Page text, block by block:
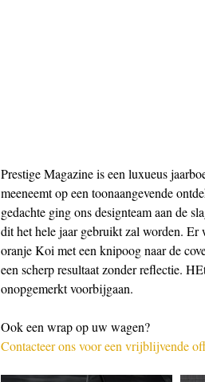
Prestige Magazine is een luxueus
meeneemt op een toonaangevende
gedachte ging ons designteam aan de
dit het hele jaar gebruikt zal worden.
oranje Koi met een knipoog naar de
een scherp resultaat zonder reflectie.
onopgemerkt voorbijgaan.
Ook een wrap op uw wagen?
Contacteer ons voor een vrijblijvende